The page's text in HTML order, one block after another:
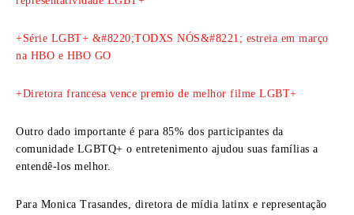
+Série LGBT+ &#8220;TODXS NÓS&#8221; estreia em março
na HBO e HBO GO
+Diretora francesa vence premio de melhor filme LGBT+
Outro dado importante é para 85% dos participantes da
comunidade LGBTQ+ o entretenimento ajudou suas famílias a
entendê-los melhor.
Para Monica Trasandes, diretora de mídia latinx e representação